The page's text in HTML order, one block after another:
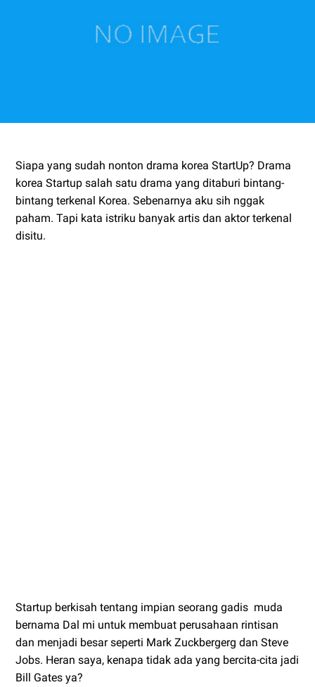
Siapa yang sudah nonton drama korea StartUp? Drama
korea Startup salah satu drama yang ditaburi bintang-
bintang terkenal Korea. Sebenarnya aku sih nggak
paham. Tapi kata istriku banyak artis dan aktor terkenal
disitu.
Startup berkisah tentang impian seorang gadis muda
bernama Dal mi untuk membuat perusahaan rintisan
dan menjadi besar seperti Mark Zuckbergerg dan Steve
Jobs. Heran saya, kenapa tidak ada yang bercita-cita jadi
Bill Gates ya?